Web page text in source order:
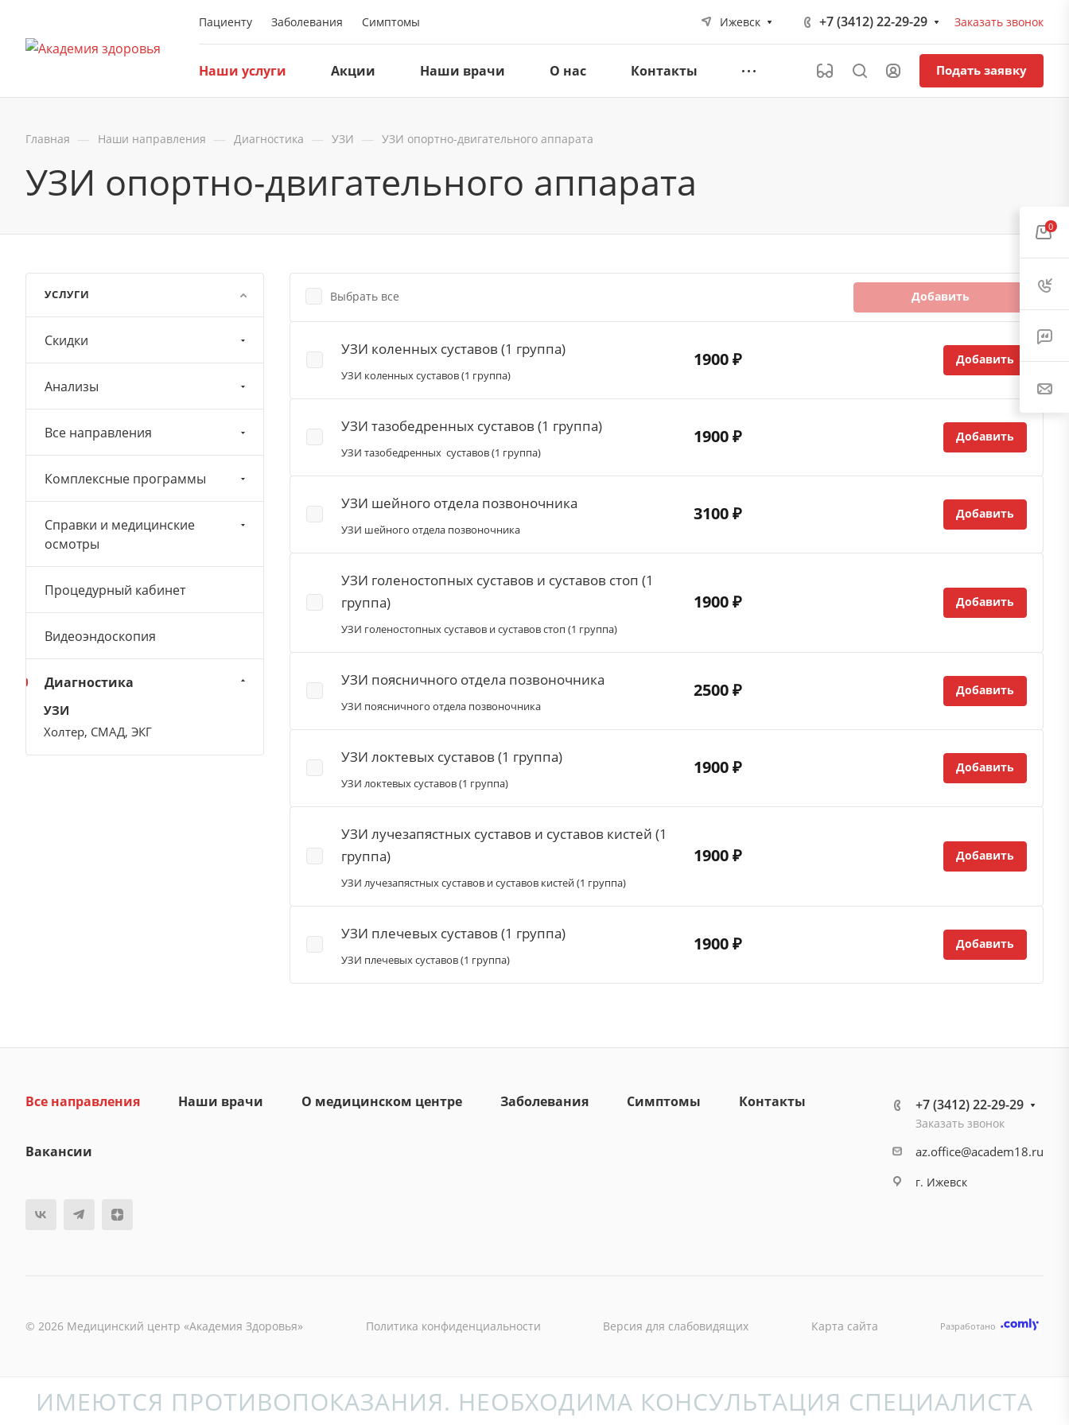
Пациенту Заболевания Симптомы Ижевск +7 (3412) 22-29-29 Заказать звонок
Наши услуги Акции Наши врачи О нас Контакты Подать заявку
Главная — Наши направления — Диагностика — УЗИ — УЗИ опортно-двигательного аппарата
УЗИ опортно-двигательного аппарата
Выбрать все Добавить
УЗИ коленных суставов (1 группа)
УЗИ коленных суставов (1 группа)
1900 ₽ Добавить
УЗИ тазобедренных суставов (1 группа)
УЗИ тазобедренных суставов (1 группа)
1900 ₽ Добавить
УЗИ шейного отдела позвоночника
УЗИ шейного отдела позвоночника
3100 ₽ Добавить
УЗИ голеностопных суставов и суставов стоп (1
группа)
УЗИ голеностопных суставов и суставов стоп (1 группа)
1900 ₽ Добавить
УЗИ поясничного отдела позвоночника
УЗИ поясничного отдела позвоночника
2500 ₽ Добавить
УЗИ локтевых суставов (1 группа)
УЗИ локтевых суставов (1 группа)
1900 ₽ Добавить
УЗИ лучезапястных суставов и суставов кистей (1
группа)
УЗИ лучезапястных суставов и суставов кистей (1 группа)
1900 ₽ Добавить
УЗИ плечевых суставов (1 группа)
УЗИ плечевых суставов (1 группа)
1900 ₽ Добавить
УСЛУГИ
Скидки
Анализы
Все направления
Комплексные программы
Справки и медицинские
осмотры
Процедурный кабинет
Видеоэндоскопия
Диагностика
УЗИ
Холтер, СМАД, ЭКГ
Все направления Наши врачи О медицинском центре Заболевания Симптомы Контакты
Вакансии
+7 (3412) 22-29-29
Заказать звонок
az.office@academ18.ru
г. Ижевск
© 2026 Медицинский центр «Академия Здоровья» Политика конфиденциальности Версия для слабовидящих Карта сайта Разработано
ИМЕЮТСЯ ПРОТИВОПОКАЗАНИЯ. НЕОБХОДИМА КОНСУЛЬТАЦИЯ СПЕЦИАЛИСТА
0